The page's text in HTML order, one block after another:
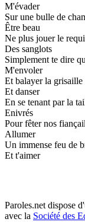
M'évader
Sur une bulle de
Être beau
Ne plus jouer le
Des sanglots
Simplement te dire
M'envoler
Et balayer la grisaille
Et danser
En se tenant par la
Enivrés
Pour fêter nos
Allumer
Un immense feu de
Et t'aimer
Paroles.net dispose
avec la Société des